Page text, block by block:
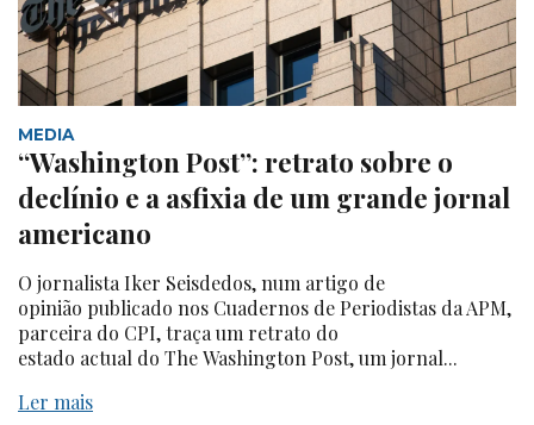
MEDIA
“Washington Post”: retrato sobre o
declínio e a asfixia de um grande jornal
americano
O jornalista Iker Seisdedos, num artigo de
opinião publicado nos Cuadernos de Periodistas da APM,
parceira do CPI, traça um retrato do
estado actual do The Washington Post, um jornal...
Ler mais